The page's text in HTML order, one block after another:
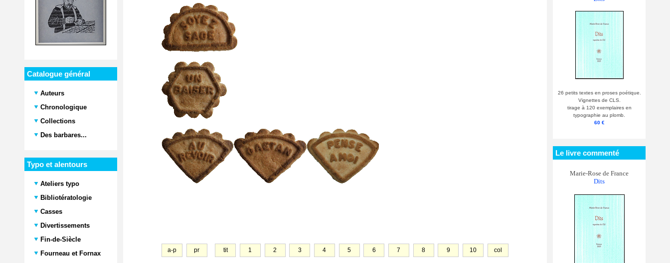
Catalogue général
Auteurs
Chronologique
Collections
Des barbares...
Typo et alentours
Ateliers typo
Bibliotératologie
Casses
Divertissements
Fin-de-Siècle
Fourneau et Fornax
a-p pr tit 1 2 3 4 5 6 7 8 9 10 col
26 petits textes en proses poétique.
Vignettes de CLS.
tirage à 120 exemplaires en
typographie au plomb.
60 €
Le livre commenté
Marie-Rose de France
Dits